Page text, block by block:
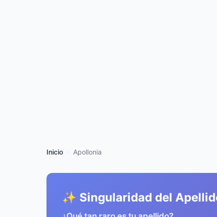
Inicio Apollonia
✨ Singularidad del